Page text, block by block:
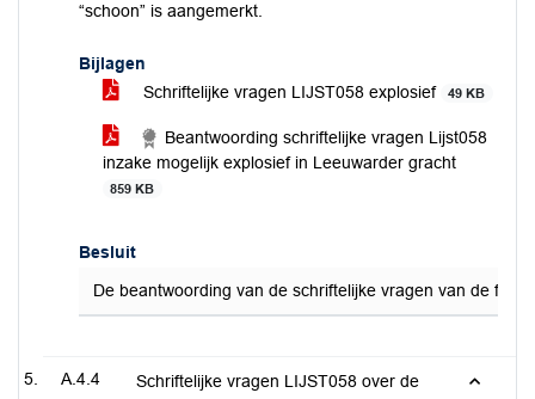
“schoon” is aangemerkt.
Bijlagen
Schriftelijke vragen LIJST058 explosief
49 KB
Beantwoording schriftelijke vragen Lijst058
inzake mogelijk explosief in Leeuwarder gracht
859 KB
Besluit
De beantwoording van de schriftelijke vragen van de
A.4.4
Schriftelijke vragen LIJST058 over de